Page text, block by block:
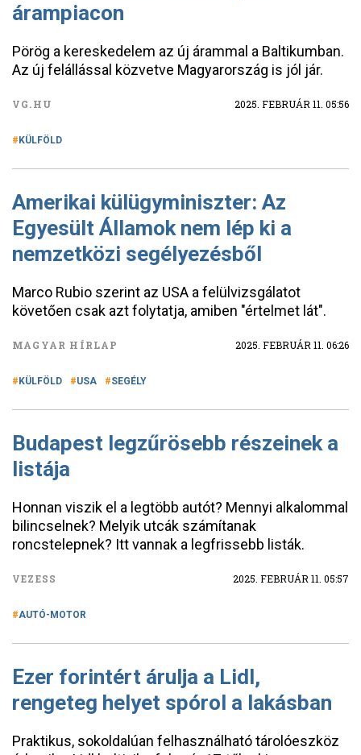
árampiacon
Pörög a kereskedelem az új árammal a Baltikumban.
Az új felállással közvetve Magyarország is jól jár.
VG.HU 2025. FEBRUÁR 11. 05:56
KÜLFÖLD
Amerikai külügyminiszter: Az
Egyesült Államok nem lép ki a
nemzetközi segélyezésből
Marco Rubio szerint az USA a felülvizsgálatot
követően csak azt folytatja, amiben "értelmet lát".
MAGYAR HÍRLAP 2025. FEBRUÁR 11. 06:26
KÜLFÖLD USA SEGÉLY
Budapest legzűrösebb részeinek a
listája
Honnan viszik el a legtöbb autót? Mennyi alkalommal
bilincselnek? Melyik utcák számítanak
roncstelepnek? Itt vannak a legfrissebb listák.
VEZESS 2025. FEBRUÁR 11. 05:57
AUTÓ-MOTOR
Ezer forintért árulja a Lidl,
rengeteg helyet spórol a lakásban
Praktikus, sokoldalúan felhasználható tárolóeszköz